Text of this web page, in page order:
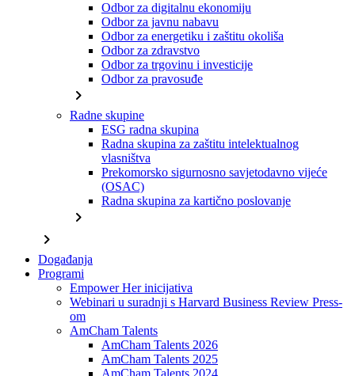
Odbor za digitalnu ekonomiju
Odbor za javnu nabavu
Odbor za energetiku i zaštitu okoliša
Odbor za zdravstvo
Odbor za trgovinu i investicije
Odbor za pravosuđe
chevron_right
Radne skupine
ESG radna skupina
Radna skupina za zaštitu intelektualnog
vlasništva
Prekomorsko sigurnosno savjetodavno vijeće
(OSAC)
Radna skupina za kartično poslovanje
chevron_right
chevron_right
Događanja
Programi
Empower Her inicijativa
Webinari u suradnji s Harvard Business Review Press-
om
AmCham Talents
AmCham Talents 2026
AmCham Talents 2025
AmCham Talents 2024